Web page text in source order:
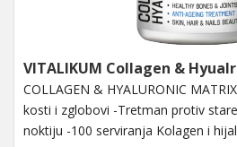
VITALIKUM Collagen &
COLLAGEN & HYALURONIC
kosti i zglobovi -Tretman protiv
noktiju -100 serviranja Kolagen i